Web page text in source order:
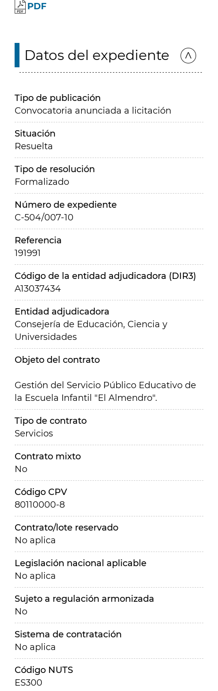
PDF
Datos del expediente
Tipo de publicación
Convocatoria anunciada a licitación
Situación
Resuelta
Tipo de resolución
Formalizado
Número de expediente
C-504/007-10
Referencia
191991
Código de la entidad adjudicadora (DIR3)
A13037434
Entidad adjudicadora
Consejería de Educación, Ciencia y
Universidades
Objeto del contrato
Gestión del Servicio Público Educativo de
la Escuela Infantil "El Almendro".
Tipo de contrato
Servicios
Contrato mixto
No
Código CPV
80110000-8
Contrato/lote reservado
No aplica
Legislación nacional aplicable
No aplica
Sujeto a regulación armonizada
No
Sistema de contratación
No aplica
Código NUTS
ES300